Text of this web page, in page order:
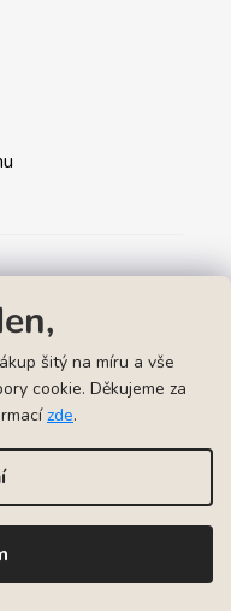
šitý na míru a vše
cookie. Děkujeme za
zde.
Náramky k narození
šperků